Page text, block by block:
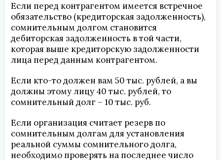
Если перед контрагентом имеется встречное
обязательство (кредиторская задолженность),
сомнительным долгом становится
дебиторская задолженность в той части,
которая выше кредиторскую задолженности
лица перед данным контрагентом.
Если кто-то должен вам 50 тыс. рублей, а вы
должны этому лицу 40 тыс. рублей, то
сомнительный долг – 10 тыс. руб.
Если организация считает резерв по
сомнительным долгам для установления
реальной суммы сомнительного долга,
необходимо проверять на последнее число